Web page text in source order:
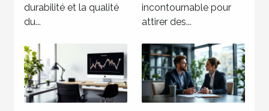
durabilité et la qualité
du...
incontournable pour
attirer des...